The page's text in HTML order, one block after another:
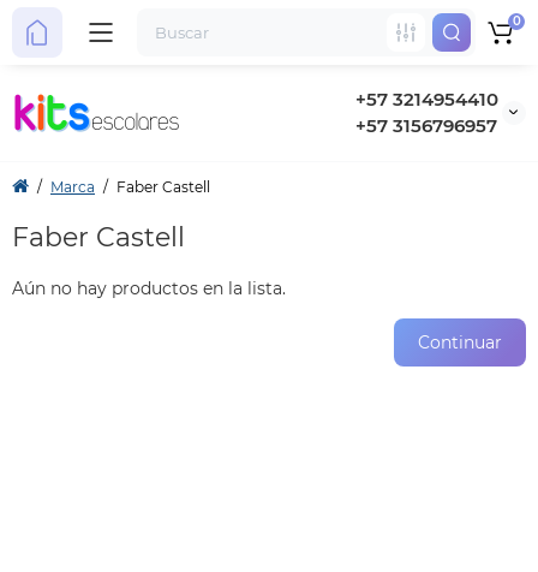
+57 3214954410
+57 3156796957
0
Marca Faber Castell
Faber Castell
Aún no hay productos en la lista.
Continuar